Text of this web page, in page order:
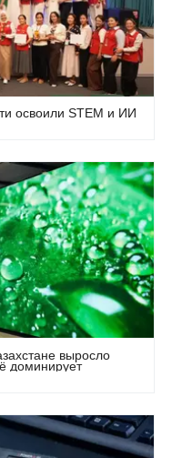
освоили STEM и ИИ
выросло
доминирует